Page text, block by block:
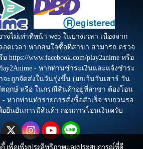
ไม่เท่าทีหน้า web ในบางเวลา เนื่องจาก
ดเวลา หากสนใจซื้อที่สาขา สามารถ ตรวจ
https://www.facebook.com/play2anime หรือ
- หากท่านชำระเงินและแจ้งชำระ
จะถูกจัดส่งในวันรุ่งขึ้น (ยกเว้นวันเสาร์ วัน
ฤกษ์ หรือ ในกรณีสินค้าอยู่ที่สาขา ต้องโอน
- หากท่านทำรายการสั่งซื้อสำเร็จ รบกวนรอ
อยืนยันการมีสินค้า ก่อนการโอนเงินครับ
กี้ เพื่อเพิ่มประสิทธิภาพและประสบการณ์ที่ดี